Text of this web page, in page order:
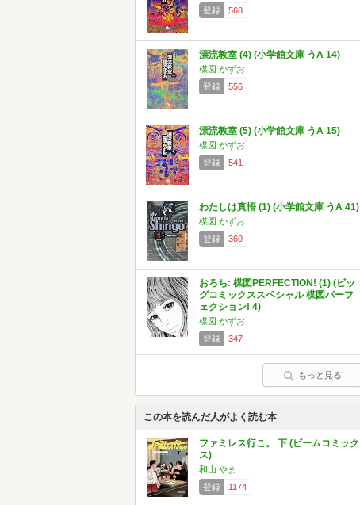
登録
568
漂流教室 (4) (小学館文庫 うA 14)
楳図 かずお
登録
556
漂流教室 (5) (小学館文庫 うA 15)
楳図 かずお
登録
541
わたしは真悟 (1) (小学館文庫 うA 41)
楳図 かずお
登録
360
おろち: 楳図PERFECTION! (1) (ビッ
グコミックススペシャル 楳図パーフ
ェクション! 4)
楳図 かずお
登録
347
もっと見る
この本を読んだ人がよく読む本
ファミレス行こ。 下 (ビームコミック
ス)
和山 やま
登録
1174